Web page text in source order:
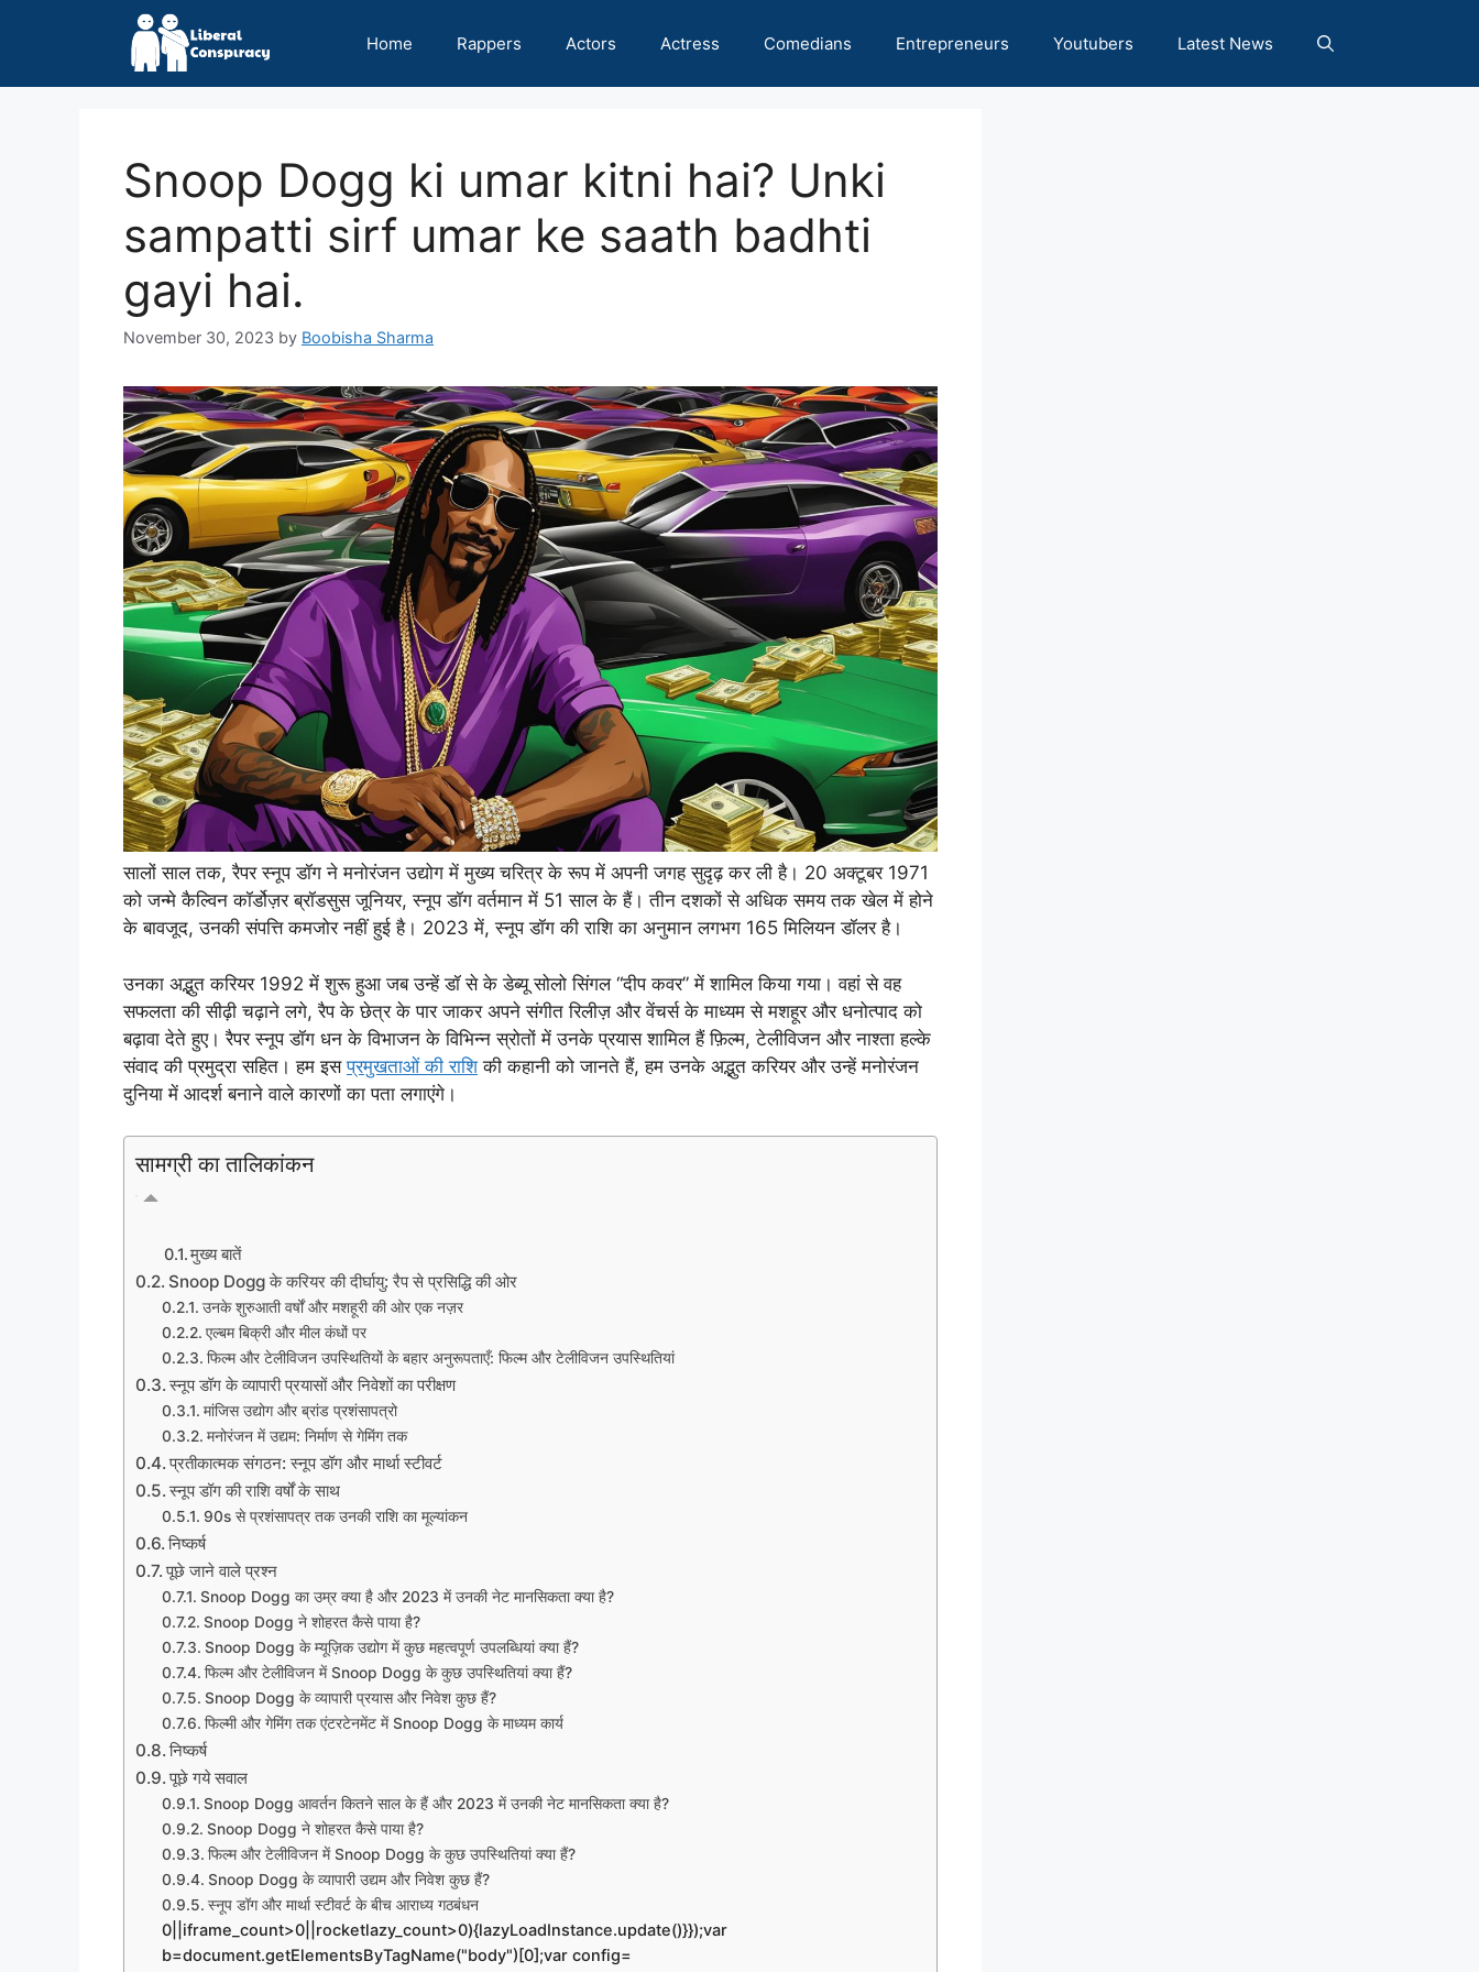
Home Rappers Actors Actress Comedians Entrepreneurs Youtubers Latest News
Snoop Dogg ki umar kitni hai? Unki
sampatti sirf umar ke saath badhti
gayi hai.
November 30, 2023 by Boobisha Sharma
सालों साल तक, रैपर स्नूप डॉग ने मनोरंजन उद्योग में मुख्य चरित्र के रूप में अपनी जगह सुदृढ़ कर ली है। 20 अक्टूबर 1971
को जन्मे कैल्विन कॉर्डोज़र ब्रॉडसुस जूनियर, स्नूप डॉग वर्तमान में 51 साल के हैं। तीन दशकों से अधिक समय तक खेल में होने
के बावजूद, उनकी संपत्ति कमजोर नहीं हुई है। 2023 में, स्नूप डॉग की राशि का अनुमान लगभग 165 मिलियन डॉलर है।
उनका अद्भुत करियर 1992 में शुरू हुआ जब उन्हें डॉ से के डेब्यू सोलो सिंगल “दीप कवर” में शामिल किया गया। वहां से वह
सफलता की सीढ़ी चढ़ाने लगे, रैप के छेत्र के पार जाकर अपने संगीत रिलीज़ और वेंचर्स के माध्यम से मशहूर और धनोत्पाद को
बढ़ावा देते हुए। रैपर स्नूप डॉग धन के विभाजन के विभिन्न स्रोतों में उनके प्रयास शामिल हैं फ़िल्म, टेलीविजन और नाश्ता हल्के
संवाद की प्रमुद्रा सहित। हम इसप्रमुखताओं की राशिकी कहानी को जानते हैं, हम उनके अद्भुत करियर और उन्हें मनोरंजन
दुनिया में आदर्श बनाने वाले कारणों का पता लगाएंगे।
सामग्री का तालिकांकन
मुख्य बातें
Snoop Dogg के करियर की दीर्घायु: रैप से प्रसिद्धि की ओर
उनके शुरुआती वर्षों और मशहूरी की ओर एक नज़र
एल्बम बिक्री और मील कंधों पर
फिल्म और टेलीविजन उपस्थितियों के बहार अनुरूपताएँ: फिल्म और टेलीविजन उपस्थितियां
स्नूप डॉग के व्यापारी प्रयासों और निवेशों का परीक्षण
मांजिस उद्योग और ब्रांड प्रशंसापत्रो
मनोरंजन में उद्यम: निर्माण से गेमिंग तक
प्रतीकात्मक संगठन: स्नूप डॉग और मार्था स्टीवर्ट
स्नूप डॉग की राशि वर्षों के साथ
90s से प्रशंसापत्र तक उनकी राशि का मूल्यांकन
निष्कर्ष
पूछे जाने वाले प्रश्न
Snoop Dogg का उम्र क्या है और 2023 में उनकी नेट मानसिकता क्या है?
Snoop Dogg ने शोहरत कैसे पाया है?
Snoop Dogg के म्यूज़िक उद्योग में कुछ महत्वपूर्ण उपलब्धियां क्या हैं?
फिल्म और टेलीविजन में Snoop Dogg के कुछ उपस्थितियां क्या हैं?
Snoop Dogg के व्यापारी प्रयास और निवेश कुछ हैं?
फिल्मी और गेमिंग तक एंटरटेनमेंट में Snoop Dogg के माध्यम कार्य
निष्कर्ष
पूछे गये सवाल
Snoop Dogg आवर्तन कितने साल के हैं और 2023 में उनकी नेट मानसिकता क्या है?
Snoop Dogg ने शोहरत कैसे पाया है?
फिल्म और टेलीविजन में Snoop Dogg के कुछ उपस्थितियां क्या हैं?
Snoop Dogg के व्यापारी उद्यम और निवेश कुछ हैं?
स्नूप डॉग और मार्था स्टीवर्ट के बीच आराध्य गठबंधन
0||iframe_count>0||rocketlazy_count>0){lazyLoadInstance.update()}});var
b=document.getElementsByTagName("body")[0];var config=